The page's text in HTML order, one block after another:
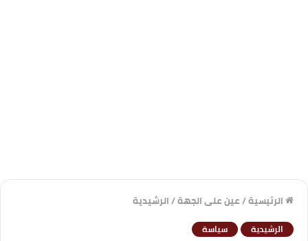
الرئيسية/عين على الجهة/الرشيدية
الرشيدية سياسة